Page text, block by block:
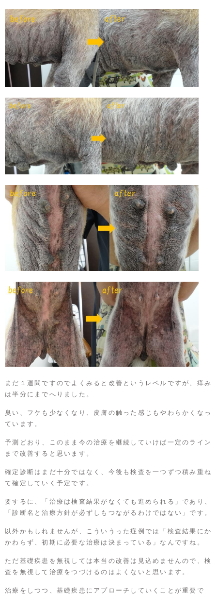
まだ１週間ですのでよくみると改善というレベルですが、痒み
は半分にまでへりました。
臭い、フケも少なくなり、皮膚の触った感じもやわらかくなっ
ています。
予測どおり、このまま今の治療を継続していけば一定のライン
まで改善すると思います。
確定診断はまだ十分ではなく、今後も検査を一つずつ積み重ね
て確定していく予定です。
要するに、「治療は検査結果がなくても進められる」であり、
「診断名と治療方針が必ずしもつながるわけではない」です。
以外かもしれませんが、こういうった症例では「検査結果にか
かわらず、初期に必要な治療は決まっている」なんですね。
ただ基礎疾患を無視しては本当の改善は見込めませんので、検
査を無視して治療をつづけるのはよくないと思います。
治療をしつつ、基礎疾患にアプローチしていくことが重要で